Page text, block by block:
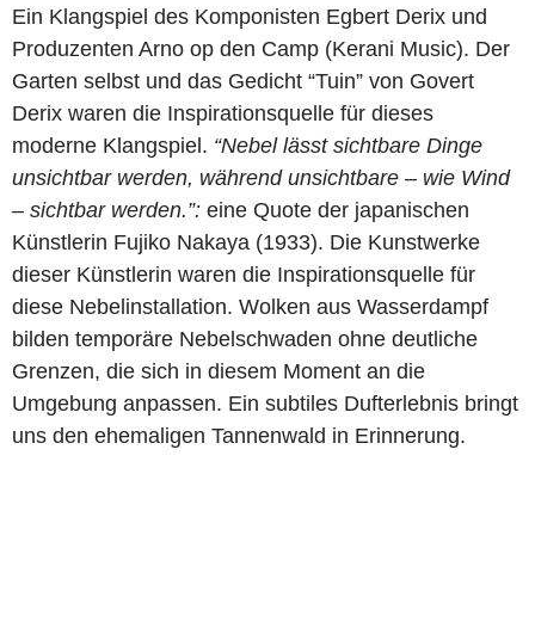
Ein Klangspiel des Komponisten Egbert Derix und
Produzenten Arno op den Camp (Kerani Music). Der
Garten selbst und das Gedicht “Tuin” von Govert
Derix waren die Inspirationsquelle für dieses
moderne Klangspiel. “Nebel lässt sichtbare Dinge
unsichtbar werden, während unsichtbare – wie Wind
– sichtbar werden.”: eine Quote der japanischen
Künstlerin Fujiko Nakaya (1933). Die Kunstwerke
dieser Künstlerin waren die Inspirationsquelle für
diese Nebelinstallation. Wolken aus Wasserdampf
bilden temporäre Nebelschwaden ohne deutliche
Grenzen, die sich in diesem Moment an die
Umgebung anpassen. Ein subtiles Dufterlebnis bringt
uns den ehemaligen Tannenwald in Erinnerung.